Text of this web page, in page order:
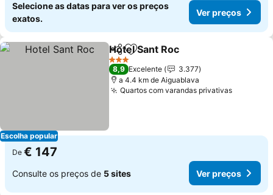
Selecione as datas para ver os preços
exatos.
Ver preços
Escolha popular
PartilharAdicionar aos favoritos
Hotel Sant Roc
3 Estrelas
8,9 Excelente
3.377
a 4.4 km de Aiguablava
Quartos com varandas privativasVer
De € 147
Consulte os preços de 5 sites Ver preços